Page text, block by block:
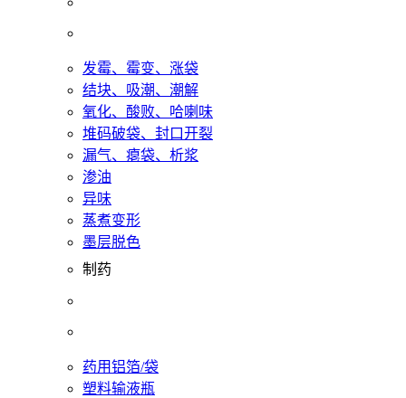
发霉、霉变、涨袋
结块、吸潮、潮解
氧化、酸败、哈喇味
堆码破袋、封口开裂
漏气、瘪袋、析浆
渗油
异味
蒸煮变形
墨层脱色
制药
药用铝箔/袋
塑料输液瓶